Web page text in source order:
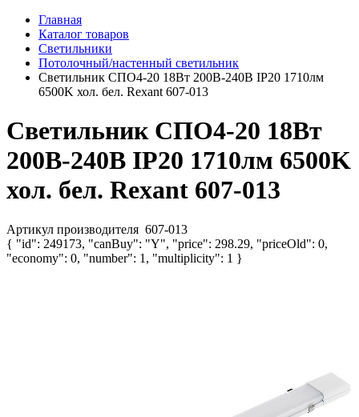
Главная
Каталог товаров
Светильники
Потолочный/настенный светильник
Светильник СПО4-20 18Вт 200В-240В IP20 1710лм
6500K хол. бел. Rexant 607-013
Светильник СПО4-20 18Вт
200В-240В IP20 1710лм 6500K
хол. бел. Rexant 607-013
Артикул производителя 607-013
{ "id": 249173, "canBuy": "Y", "price": 298.29, "priceOld": 0,
"economy": 0, "number": 1, "multiplicity": 1 }